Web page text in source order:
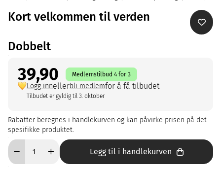
Kort velkommen til verden
Dobbelt
39,90 Medlemstilbud 4 for 3
Logg innellerbli medlemfor å få tilbudet
Tilbudet er gyldig til 3. oktober
Rabatter beregnes i handlekurven og kan påvirke prisen på det
spesifikke produktet.
Legg til i handlekurven